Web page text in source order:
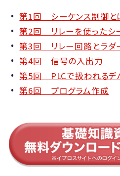
第1回 シーケンス制御と
第2回 リレーを使ったシ
第3回 リレー回路とラダ
第4回 信号の入出力
第5回 PLCで扱われるデ
第6回 プログラム作成